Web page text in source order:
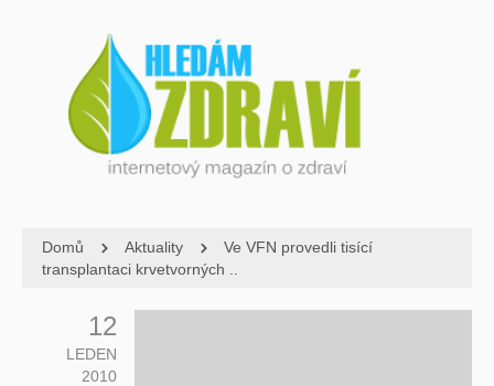
Domů Aktuality
Ve VFN provedli tisící
transplantaci krvetvorných ..
12
LEDEN
2010